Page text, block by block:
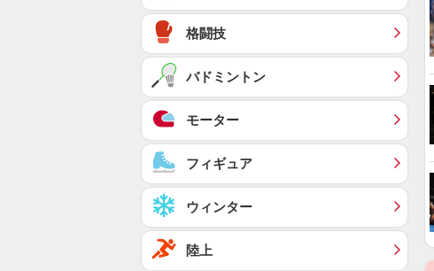
格闘技
バドミントン
モーター
フィギュア
ウィンター
陸上